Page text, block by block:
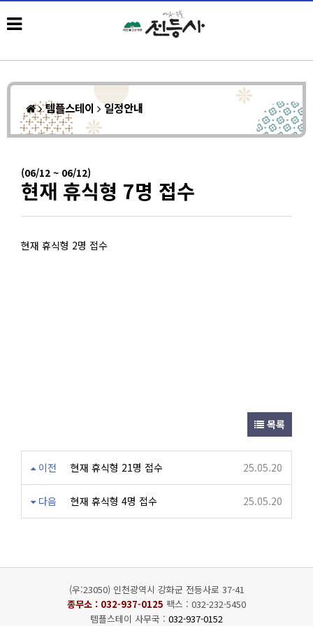
템플스테이 일정안내
(06/12 ~ 06/12)
현재 휴식형 7명 접수
현재 휴식형 2명 접수
목록
이전 현재 휴식형 21명 접수 25.05.20
다음 현재 휴식형 4명 접수 25.05.20
(우:23050) 인천광역시 강화군 전등사로 37-41
종무소 : 032-937-0125 팩스 : 032-232-5450
템플스테이 사무국 : 032-937-0152